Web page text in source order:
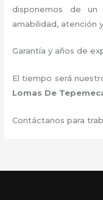
disponemos de
amabilidad, atención
Garantía y años de
El tiempo será
Lomas De
Contáctanos para